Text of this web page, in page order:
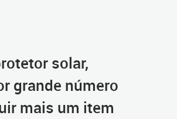
solar,
grande número
mais um item